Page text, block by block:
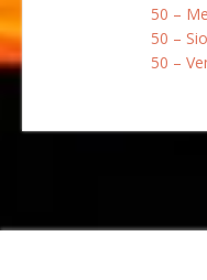
50 –
50 –
50 –